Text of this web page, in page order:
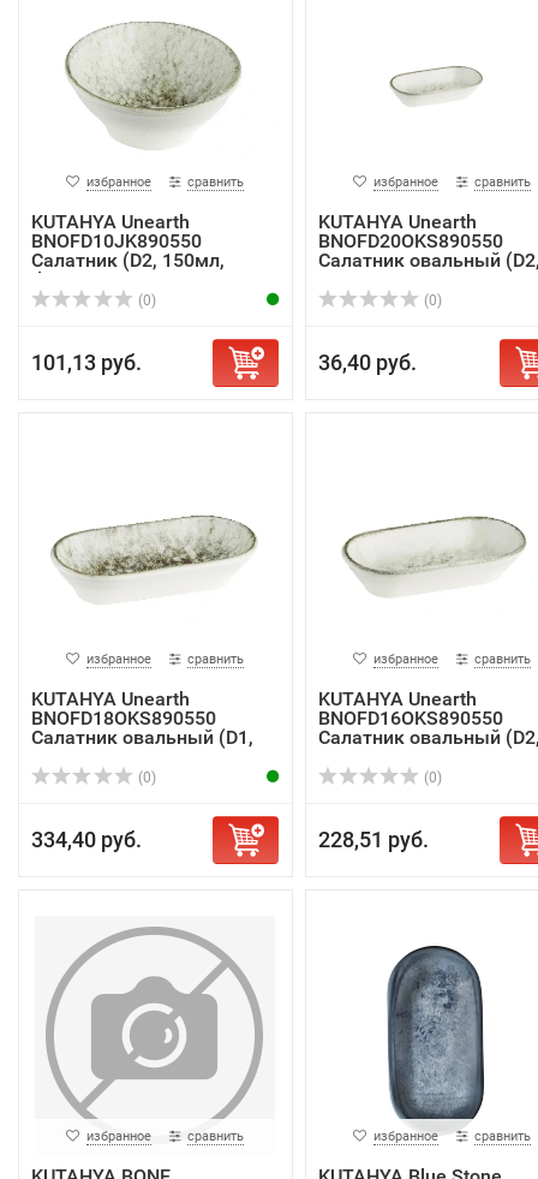
избранное сравнить
KUTAHYA Unearth
BNOFD10JK890550
Салатник (D2, 150мл,
d10с...
(0)
101,13 руб.
избранное сравнить
KUTAHYA Unearth
BNOFD20OKS890550
Салатник овальный
(0)
36,40 руб.
избранное сравнить
KUTAHYA Unearth
BNOFD18OKS890550
Салатник овальный (D1,
(0)
334,40 руб.
избранное сравнить
KUTAHYA Unearth
BNOFD16OKS890550
Салатник овальный
(0)
228,51 руб.
избранное сравнить избранное сравнить